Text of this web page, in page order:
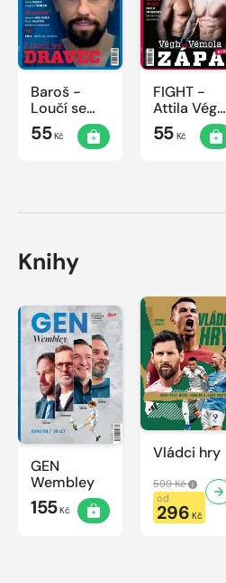
Baroš -
Loučí se
dravec
55Kč
FIGHT -
Attila Végh
vs. Karlos
Vémola
55Kč
Knihy
GEN
Wembley
155Kč
Vládci hry
599 Kč
od
296 Kč